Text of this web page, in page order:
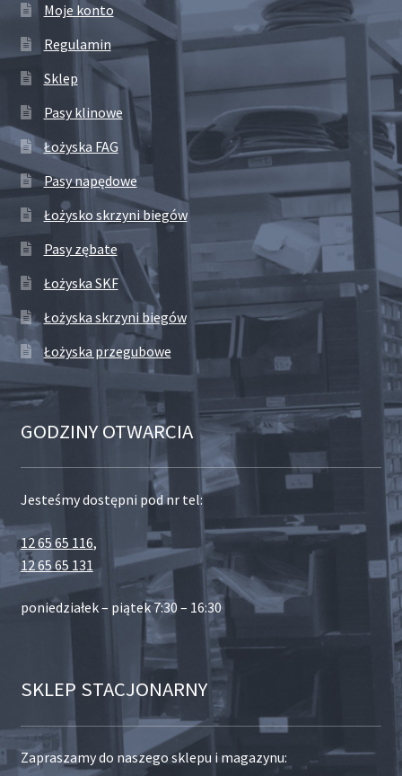
Moje konto
Regulamin
Sklep
Pasy klinowe
Łożyska FAG
Pasy napędowe
Łożysko skrzyni biegów
Pasy zębate
Łożyska SKF
Łożyska skrzyni biegów
Łożyska przegubowe
GODZINY OTWARCIA
Jesteśmy dostępni pod nr tel:
12 65 65 116,
12 65 65 131
poniedziałek – piątek 7:30 – 16:30
SKLEP STACJONARNY
Zapraszamy do naszego sklepu i magazynu: